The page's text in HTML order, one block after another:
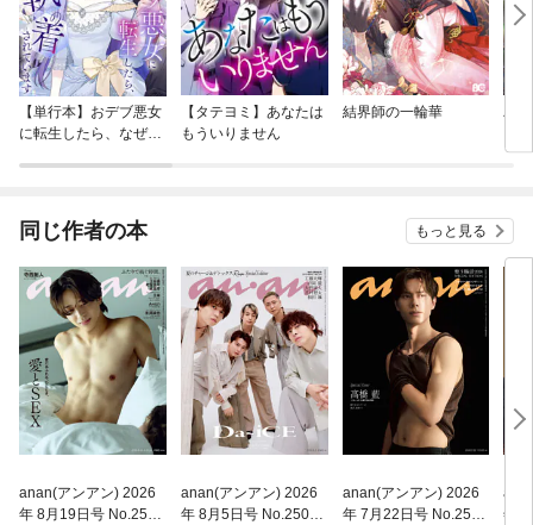
【単行本】おデブ悪女
に転生したら、なぜか
【タテヨミ】あなたは
もういりません
結界師の一輪華
バ
今
同じ作者の本 もっと見る
anan(アンアン) 2026
年 8月19日号 No.2507
anan(アンアン) 2026
年 8月5日号 No.2506
anan(アンアン) 2026
年 7月22日号 No.2504
年